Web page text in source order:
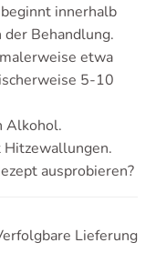
innerhalb
der Behandlung.
etwa
5-10
Alkohol.
ausprobieren?
Lieferung